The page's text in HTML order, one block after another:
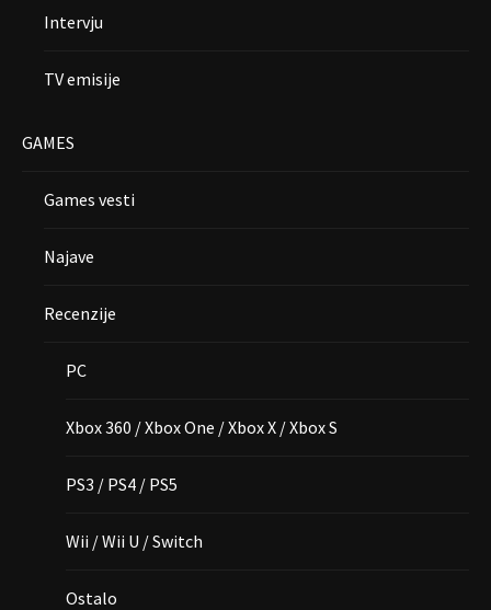
Intervju
TV emisije
GAMES
Games vesti
Najave
Recenzije
PC
Xbox 360 / Xbox One / Xbox X / Xbox S
PS3 / PS4 / PS5
Wii / Wii U / Switch
Ostalo